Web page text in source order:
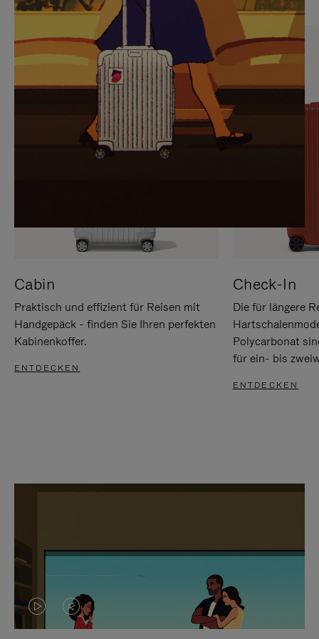
SIE,
UM
ANZUHALTEN
AUFHEBEN
DER
STUMMSCHALTUNG
Cabin
Praktisch und effizient für Reisen mit
Handgepäck - finden Sie Ihren perfekten
Kabinenkoffer.
ENTDECKEN
Check-In
Die für längere
Polycarbonat
für ein- bis
ENTDECKEN
DASVIDEO